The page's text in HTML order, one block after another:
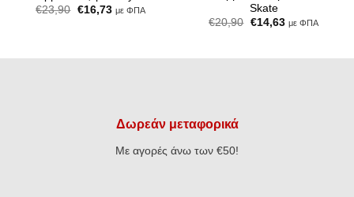
€23,90 Original
€16,73Ημε ΦΠΑ
Skate
€20,90 Original
€14,63Ημε ΦΠΑ
Δωρεάν μεταφορικά
Με αγορές άνω των €50!